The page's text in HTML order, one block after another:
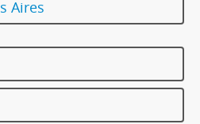
Aires